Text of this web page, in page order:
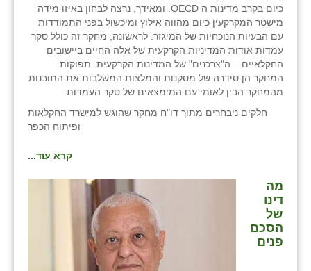
כיום בקרב מדינות ה OECD. ומאידך, נרצה לבחון באיזו מידה
מישטר המקרקעין כיום מהווה אילוץ ומיכשול בפני התמודדות
עם הבעיות הנוכחיות של המיגזר. לראשונה, מחקר זה כולל סקר
עמדות אודות המדיניות הקרקעית של אלה החיים ביישובים
החקלאיים – ה"צרכנים" של המדינות הקרקעית. תפוקות
המחקר הן סידרה של מסקנות והמלצות המשלבות את התובנות
מהמחקר הבין לאומי עם המימצאים של סקר העמדות.
חלקים ניבחרים מתוך דו"ח מחקר שהוגש למישרד החקלאות
ופיתוח הכפר
קרא עוד...
מה
דינו
של
הסכם
פנים